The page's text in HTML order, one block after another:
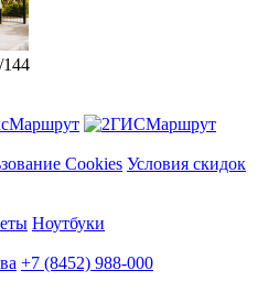
144
Маршрут
Маршрут
Cookies Условия скидок
Ноутбуки
+7 (8452) 988-000